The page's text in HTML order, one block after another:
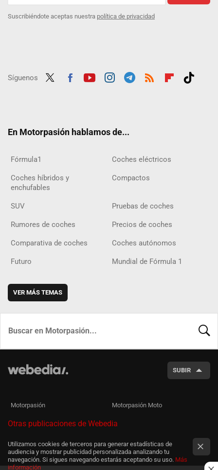
Suscribiéndote aceptas nuestra política de privacidad
Síguenos
En Motorpasión hablamos de...
Fórmula1 Coches eléctricos
Coches híbridos y
enchufables
Compactos
SUV Pruebas de coches
Rumores de coches Precios de coches
Comparativa de coches Coches autónomos
Futuro Mundial de Fórmula 1
VER MÁS TEMAS
SUBIR
Motorpasión Motorpasión Moto
Otras publicaciones de Webedia
Utilizamos cookies de terceros para generar estadísticas de
audiencia y mostrar publicidad personalizada analizando tu
navegación. Si sigues navegando estarás aceptando su uso. Más
información